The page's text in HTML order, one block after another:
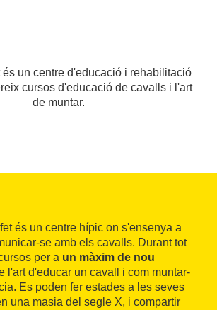
és un centre d'educació i rehabilitació
cursos d'educació de cavalls i l'art
de muntar.
és un centre hípic on s'ensenya a
se amb els cavalls. Durant tot
per a un màxim de nou
l'art d'educar un cavall i com muntar-
Es poden fer estades a les seves
una masia del segle X, i compartir